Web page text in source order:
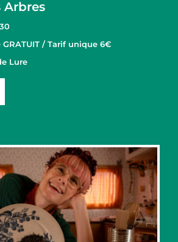
Arbres
/ Tarif unique 6€
Lure